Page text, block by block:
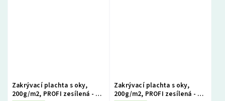
Zakrývací plachta s oky,
200g/m2, PROFI zesílená - 3 x
Zakrývací plachta s oky,
200g/m2, PROFI zesílená - 4 x